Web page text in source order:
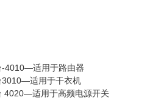
-4010—适用于路由器
3010—适用于干衣机
4020—适用于高频电源开关